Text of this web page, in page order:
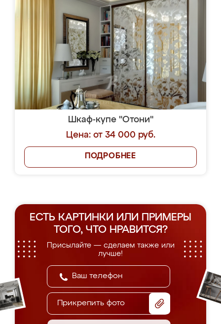
Шкаф-купе "Отони"
Цена: от 34 000 руб.
ПОДРОБНЕЕ
ЕСТЬ КАРТИНКИ ИЛИ ПРИМЕРЫ
ТОГО, ЧТО НРАВИТСЯ?
Присылайте — сделаем также или
лучше!
Прикрепить фото